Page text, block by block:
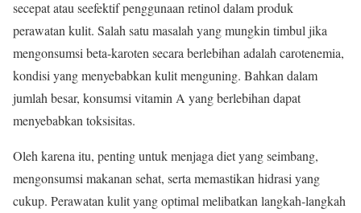
secepat atau seefektif penggunaan retinol dalam produk
perawatan kulit. Salah satu masalah yang mungkin timbul jika
mengonsumsi beta-karoten secara berlebihan adalah carotenemia,
kondisi yang menyebabkan kulit menguning. Bahkan dalam
jumlah besar, konsumsi vitamin A yang berlebihan dapat
menyebabkan toksisitas.
Oleh karena itu, penting untuk menjaga diet yang seimbang,
mengonsumsi makanan sehat, serta memastikan hidrasi yang
cukup. Perawatan kulit yang optimal melibatkan langkah-langkah